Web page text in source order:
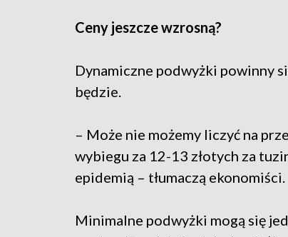
Ceny jeszcze wzrosną?
Dynamiczne podwyżki powinny
będzie.
– Może nie możemy liczyć na
wybiegu za 12-13 złotych za
epidemią – tłumaczą ekonomiści.
Minimalne podwyżki mogą się